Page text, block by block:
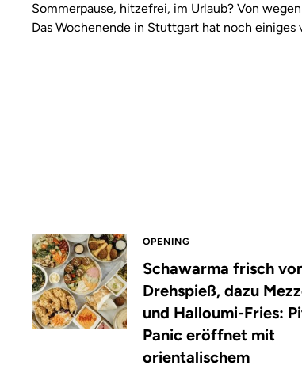
Sommerpause, hitzefrei, im Urlaub? Von
Das Wochenende in Stuttgart hat noch einiges
OPENING
Schawarma frisch
Drehspieß, dazu
und Halloumi-Fries:
Panic eröffnet mit
orientalischem